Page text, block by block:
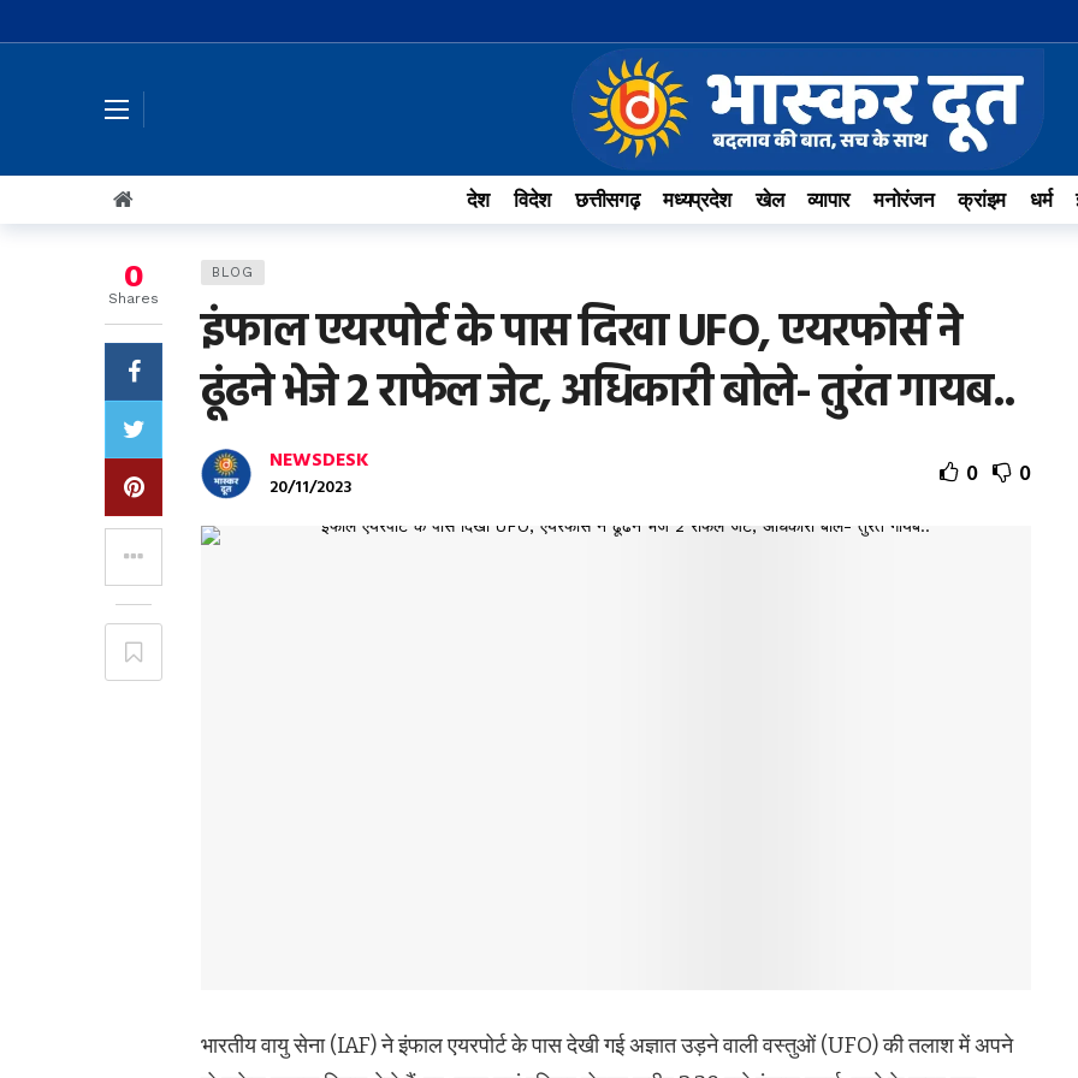
देश विदेश छत्तीसगढ़ मध्यप्रदेश खेल व्यापार मनोरंजन क्रांइम धर्म
BLOG
इंफाल एयरपोर्ट के पास दिखा UFO, एयरफोर्स ने
ढूंढने भेजे 2 राफेल जेट, अधिकारी बोले- तुरंत गायब..
NEWSDESK
20/11/2023 0 0
0
Shares
भारतीय वायु सेना (IAF) ने इंफाल एयरपोर्ट के पास देखी गई अज्ञात उड़ने वाली वस्तुओं (UFO) की तलाश में अपने